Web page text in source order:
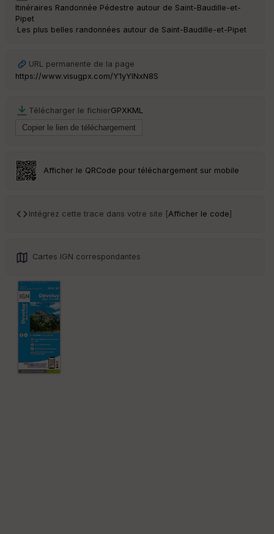
s
Itinéraires Randonnée Pédestre autour de Saint-Baudille-et-
Pipet
·Les plus belles randonnées autour de Saint-Baudille-et-Pipet
URL permanente de la page
https://www.visugpx.com/Y1yYINxN8S
Télécharger le fichierGPXKML
Afficher le QRCode pour téléchargement sur mobile
Intégrez cette trace dans votre site [Afficher le code]
Cartes IGN correspondantes